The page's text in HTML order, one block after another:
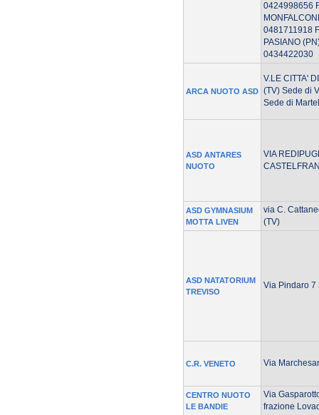
0424998656
0481711918
PASIANO
0434422030
ARCA NUOTO ASD
V.LE CITTA'
(TV) Sede di
Sede di
ASD ANTARES
NUOTO
VIA
ASD GYMNASIUM
MOTTA LIVEN
via C.
(TV)
ASD NATATORIUM
TREVISO
Via Pindaro 7
C.R. VENETO Via
CENTRO NUOTO
LE BANDIE
Via
frazione